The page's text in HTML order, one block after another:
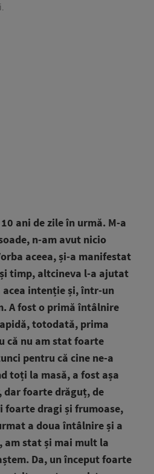
ani de zile în urmă. M-a
n-am avut nicio
aceea, și-a manifestat
timp, altcineva l-a ajutat
acea intenție și, într-un
A fost o primă întâlnire
totodată, prima
că nu am stat foarte
pentru că cine ne-a
toți la masă, a fost așa
dar foarte drăguț, de
dragi și frumoase,
a doua întâlnire și a
am stat și mai mult la
Da, un început foarte